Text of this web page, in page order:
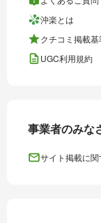
沖楽とは
クチコミ掲載基
UGC利用規約
事業者のみな
サイト掲載に